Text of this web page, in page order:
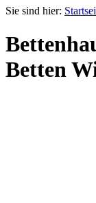
Sie sind hier:
Betten